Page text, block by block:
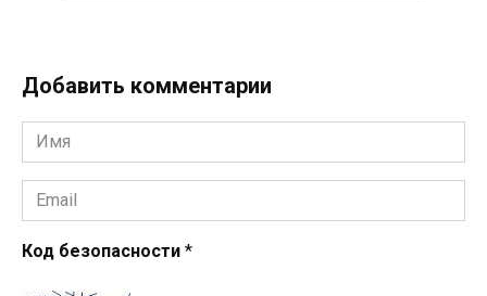
Добавить комментарии
Имя
*
Email
*
Код безопасности *